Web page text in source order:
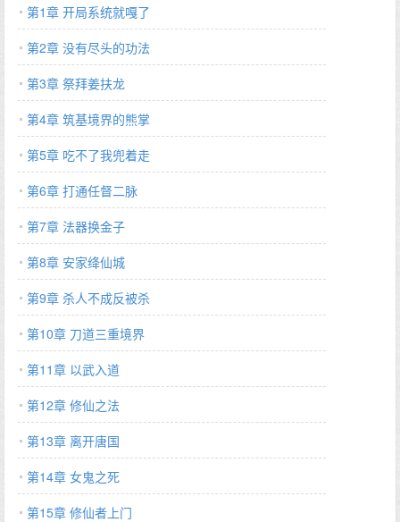
第1章 开局系统就嘎了
第2章 没有尽头的功法
第3章 祭拜姜扶龙
第4章 筑基境界的熊掌
第5章 吃不了我兜着走
第6章 打通任督二脉
第7章 法器换金子
第8章 安家绛仙城
第9章 杀人不成反被杀
第10章 刀道三重境界
第11章 以武入道
第12章 修仙之法
第13章 离开唐国
第14章 女鬼之死
第15章 修仙者上门